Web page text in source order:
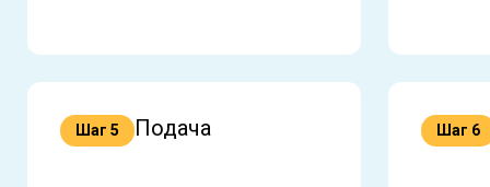
Шаг 5 Подача Шаг 6